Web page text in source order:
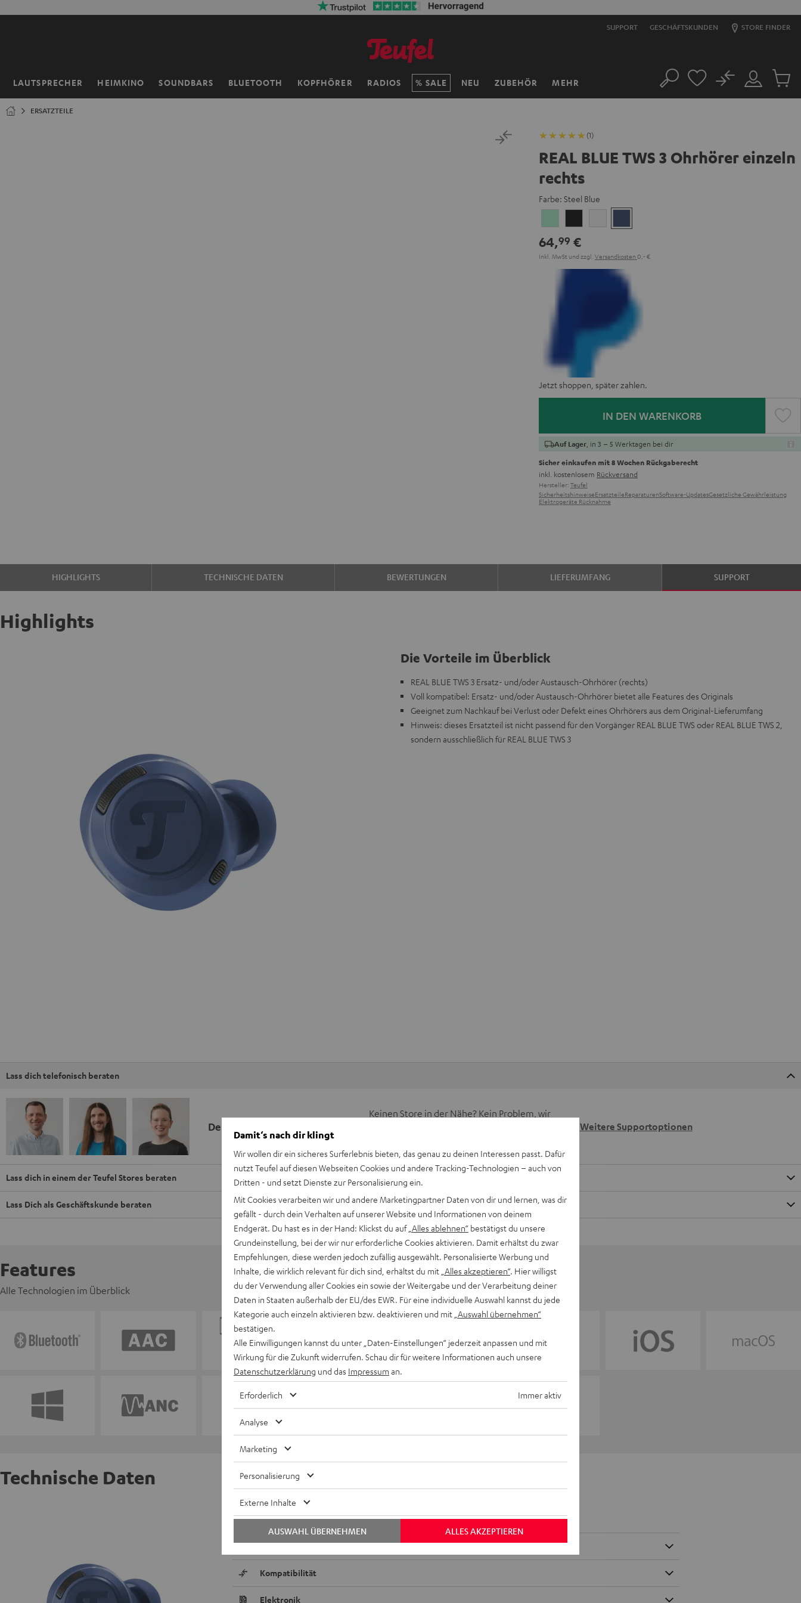
SUPPORT GESCHÄFTSKUNDEN STORE FINDER
LAUTSPRECHER HEIMKINO SOUNDBARS BLUETOOTH KOPFHÖRER RADIOS SALE NEU ZUBEHÖR MEHR
Startseite Suche
Mein
Konto
No
Artikel
ERSATZTEILE
(1)
REAL BLUE TWS 3 Ohrhörer einzeln
rechts
Farbe: Steel Blue
Green
White Blue
64,99 €
Inkl. MwSt und zzgl. Versandkosten 0,‐ €
Jetzt shoppen, später zahlen.
IN DEN WARENKORB
Auf Lager , in 3 – 5 Werktagen bei dir
Sicher einkaufen mit 8 Wochen Rückgaberecht
inkl. kostenlosem Rückversand
Hersteller: Teufel
SicherheitshinweiseErsatzteileReparaturenSoftware-UpdatesGesetzliche Gewährleistung
Elektrogeräte Rücknahme
HIGHLIGHTS TECHNISCHE DATEN BEWERTUNGEN LIEFERUMFANG SUPPORT
Highlights
Die Vorteile im Überblick
REAL BLUE TWS 3 Ersatz- und/oder Austausch-Ohrhörer (rechts)
Voll kompatibel: Ersatz- und/oder Austausch-Ohrhörer bietet alle Features des Originals
Geeignet zum Nachkauf bei Verlust oder Defekt eines Ohrhörers aus dem Original-Lieferumfang
Hinweis: dieses Ersatzteil ist nicht passend für den Vorgänger REAL BLUE TWS oder REAL BLUE TWS 2,
sondern ausschließlich für REAL BLUE TWS 3
Lass dich telefonisch beraten
Deine Kaufberatung
Keinen Store in der Nähe? Kein Problem, wir
Weitere Supportoptionen
Lass dich in einem der Teufel Stores beraten
Lass Dich als Geschäftskunde beraten
Features
Alle Technologien im Überblick
Technische Daten
REAL BLUE TWS 3 Ohrhörer einzeln rechts
Abmessungen
Kompatibilität
Elektronik
Damit‘s nach dir klingt
Wir wollen dir ein sicheres Surferlebnis bieten, das genau zu deinen Interessen passt. Dafür
nutzt Teufel auf diesen Webseiten Cookies und andere Tracking-Technologien – auch von
Dritten - und setzt Dienste zur Personalisierung ein.
Mit Cookies verarbeiten wir und andere Marketingpartner Daten von dir und lernen, was dir
gefällt - durch dein Verhalten auf unserer Website und Informationen von deinem
Endgerät. Du hast es in der Hand: Klickst du auf „Alles ablehnen“ bestätigst du unsere
Grundeinstellung, bei der wir nur erforderliche Cookies aktivieren. Damit erhältst du zwar
Empfehlungen, diese werden jedoch zufällig ausgewählt. Personalisierte Werbung und
Inhalte, die wirklich relevant für dich sind, erhältst du mit „Alles akzeptieren“. Hier willigst
du der Verwendung aller Cookies ein sowie der Weitergabe und der Verarbeitung deiner
Daten in Staaten außerhalb der EU/des EWR. Für eine individuelle Auswahl kannst du jede
Kategorie auch einzeln aktivieren bzw. deaktivieren und mit „Auswahl übernehmen“
bestätigen.
Alle Einwilligungen kannst du unter „Daten-Einstellungen“ jederzeit anpassen und mit
Wirkung für die Zukunft widerrufen. Schau dir für weitere Informationen auch unsere
Datenschutzerklärung und das Impressum an.
Erforderlich Immer aktiv
Analyse
Marketing
Personalisierung
Externe Inhalte
ALLES AKZEPTIEREN
AUSWAHL ÜBERNEHMEN